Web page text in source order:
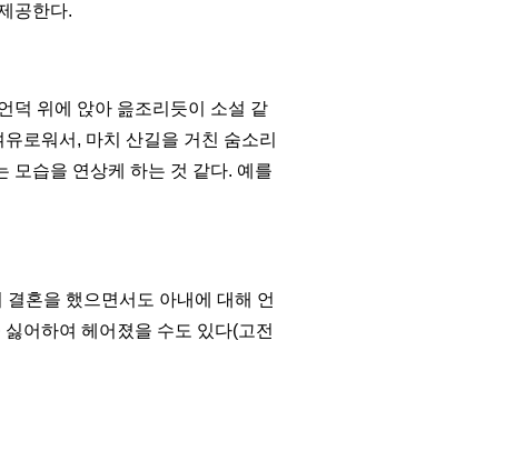
공한다.
덕 위에 앉아 읊조리듯이 소설 같
로워서 , 마치 산길을 거친 숨소리
모습을 연상케 하는 것 같다. 예를
결혼을 했으면서도 아내에 대해 언
어하여 헤어졌을 수도 있다(고전